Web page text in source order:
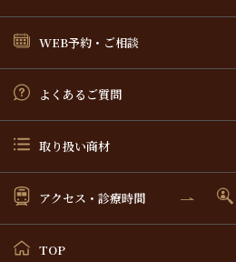
WEB予約・ご相談
よくあるご質問
取り扱い商材
アクセス・診療時間
TOP